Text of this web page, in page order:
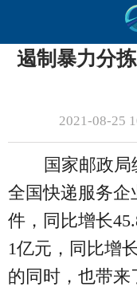
遏制暴力分
2021-08-25
国家邮政局
全国快递服务企
件，同比增长
1亿元，同比增
的同时，也带来